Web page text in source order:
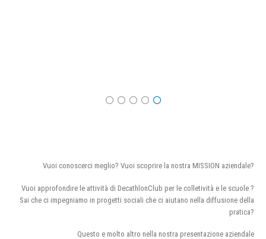
Vuoi conoscerci meglio? Vuoi scoprire la nostra MISSION aziendale?
Vuoi approfondire le attività di DecathlonClub per le colletività e le scuole ?
Sai che ci impegniamo in progetti sociali che ci aiutano nella diffusione della
pratica?
Questo e molto altro nella nostra presentazione aziendale